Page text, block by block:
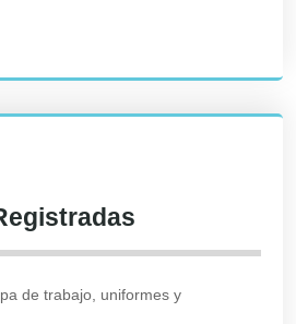
de trabajo, uniformes y